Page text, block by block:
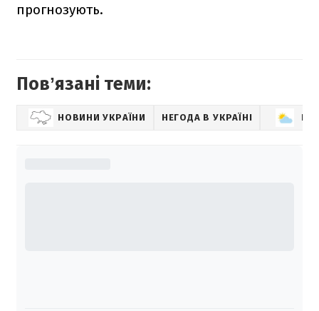
прогнозують.
Повʼязані теми:
НОВИНИ УКРАЇНИ НЕГОДА В УКРАЇНІ